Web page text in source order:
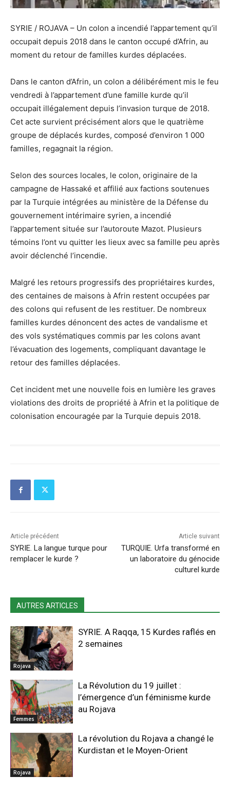
SYRIE / ROJAVA – Un colon a incendié l’appartement qu’il
occupait depuis 2018 dans le canton occupé d’Afrin, au
moment du retour de familles kurdes déplacées.
Dans le canton d’Afrin, un colon a délibérément mis le feu
vendredi à l’appartement d’une famille kurde qu’il
occupait illégalement depuis l’invasion turque de 2018.
Cet acte survient précisément alors que le quatrième
groupe de déplacés kurdes, composé d’environ 1 000
familles, regagnait la région.
Selon des sources locales, le colon, originaire de la
campagne de Hassaké et affilié aux factions soutenues
par la Turquie intégrées au ministère de la Défense du
gouvernement intérimaire syrien, a incendié
l’appartement située sur l’autoroute Mazot. Plusieurs
témoins l’ont vu quitter les lieux avec sa famille peu après
avoir déclenché l’incendie.
Malgré les retours progressifs des propriétaires kurdes,
des centaines de maisons à Afrin restent occupées par
des colons qui refusent de les restituer. De nombreux
familles kurdes dénoncent des actes de vandalisme et
des vols systématiques commis par les colons avant
l’évacuation des logements, compliquant davantage le
retour des familles déplacées.
Cet incident met une nouvelle fois en lumière les graves
violations des droits de propriété à Afrin et la politique de
colonisation encouragée par la Turquie depuis 2018.
Article précédent
SYRIE. La langue turque pour
remplacer le kurde ?
Article suivant
TURQUIE. Urfa transformé en
un laboratoire du génocide
culturel kurde
AUTRES ARTICLES
Rojava
SYRIE. A Raqqa, 15 Kurdes raflés en
2 semaines
Femmes
La Révolution du 19 juillet :
l’émergence d’un féminisme kurde
au Rojava
Rojava
La révolution du Rojava a changé le
Kurdistan et le Moyen-Orient